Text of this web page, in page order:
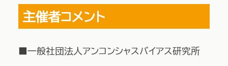
主催者コメント
■一般社団法人アンコンシャスバイアス研究所